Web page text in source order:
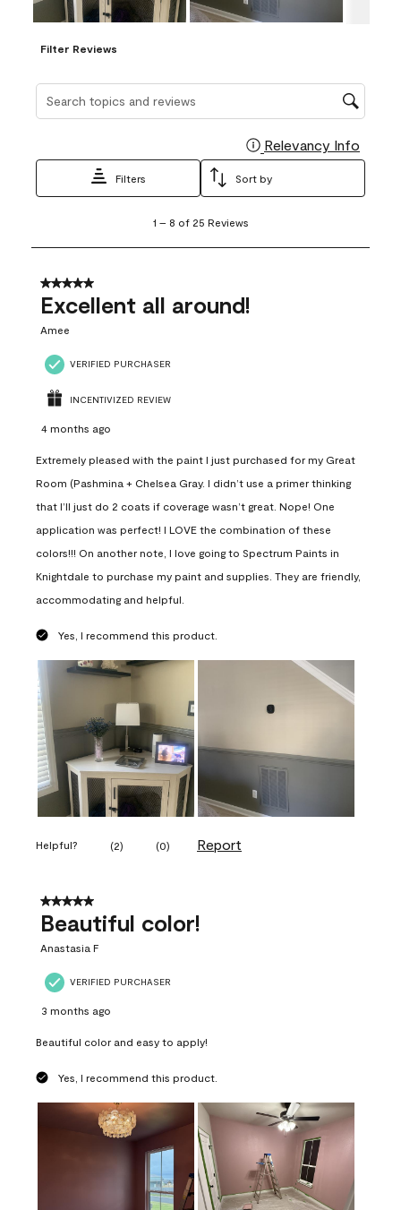
Filter Reviews
Relevancy Info
Filters Sort by
8
25
Reviews
1 – 8 of 25 Reviews
5 out of 5 stars.
Excellent all around!
Amee
VERIFIED PURCHASER
INCENTIVIZED REVIEW
4 months ago
Extremely pleased with the paint I just purchased for my Great
Room (Pashmina + Chelsea Gray. I didn’t use a primer thinking
that I’ll just do 2 coats if coverage wasn’t great. Nope! One
application was perfect! I LOVE the combination of these
colors!!! On another note, I love going to Spectrum Paints in
Knightdale to purchase my paint and supplies. They are friendly,
accommodating and helpful.
Yes, I recommend this product.
Helpful? (2) (0) Report
5 out of 5 stars.
Beautiful color!
Anastasia F
VERIFIED PURCHASER
3 months ago
Beautiful color and easy to apply!
Yes, I recommend this product.